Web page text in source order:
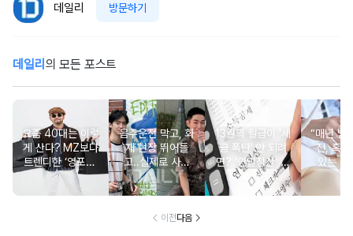
데일리 방문하기
데일리 의 모든 포스트
요즘 40대는 이렇
게 산다? MZ보다
트렌디한 ‘영포티’
분석
음주운전 막고, 화
재 현장 뛰어들
고..실제로 사람
구한 연예인 10
13월의 월급이 '세
금 폭탄' 안 되려
면? '연말정산' 핵
심 꿀팁 A to Z
“매년 받
진, 혹시
있는 건
요?”
이전다음